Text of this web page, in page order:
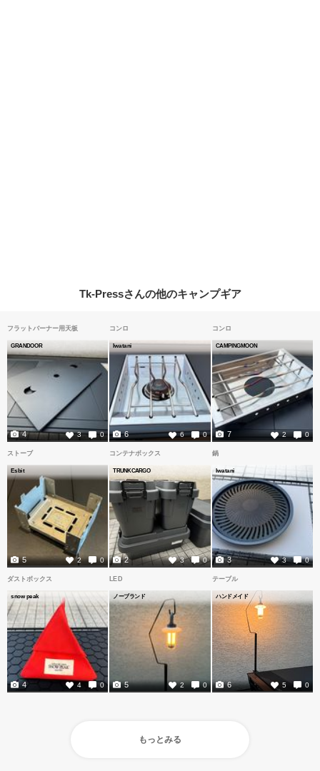
Tk-Pressさんの他のキャンプギア
フラットバーナー用天板
GRANDOOR
3 0
4
コンロ
Iwatani
6 0
6
コンロ
CAMPINGMOON
2 0
7
ストーブ
Esbit
2 0
5
コンテナボックス
TRUNKCARGO
3 0
2
鍋
Iwatani
3 0
3
ダストボックス
snow peak
4 0
4
LED
ノーブランド
2 0
5
テーブル
ハンドメイド
5 0
6
もっとみる